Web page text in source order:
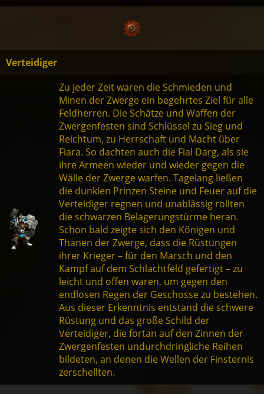
Verteidiger
Zu jeder Zeit waren die Schmieden und
Minen der Zwerge ein begehrtes Ziel für alle
Feldherren. Die Schätze und Waffen der
Zwergenfesten sind Schlüssel zu Sieg und
Reichtum, zu Herrschaft und Macht über
Fiara. So dachten auch die Fial Darg, als sie
ihre Armeen wieder und wieder gegen die
Wälle der Zwerge warfen. Tagelang ließen
die dunklen Prinzen Steine und Feuer auf die
Verteidiger regnen und unablässig rollten
die schwarzen Belagerungstürme heran.
Schon bald zeigte sich den Königen und
Thanen der Zwerge, dass die Rüstungen
ihrer Krieger – für den Marsch und den
Kampf auf dem Schlachtfeld gefertigt – zu
leicht und offen waren, um gegen den
endlosen Regen der Geschosse zu bestehen.
Aus dieser Erkenntnis entstand die schwere
Rüstung und das große Schild der
Verteidiger, die fortan auf den Zinnen der
Zwergenfesten undurchdringliche Reihen
bildeten, an denen die Wellen der Finsternis
zerschellten.